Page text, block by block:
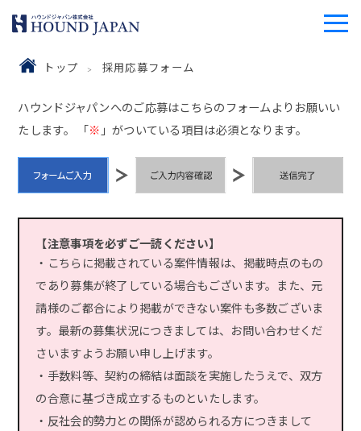
トップ 採用応募フォーム
ハウンドジャパンへのご応募はこちらのフォームよりお願いい
たします。 「※ 」がついている項目は必須となります。
【注意事項を必ずご一読ください】
・こちらに掲載されている案件情報は、掲載時点のもの
であり募集が終了している場合もございます。また、元
請様のご都合により掲載ができない案件も多数ございま
す。最新の募集状況につきましては、お問い合わせくだ
さいますようお願い申し上げます。
・手数料等、契約の締結は面談を実施したうえで、双方
の合意に基づき成立するものといたします。
・反社会的勢力との関係が認められる方につきまして